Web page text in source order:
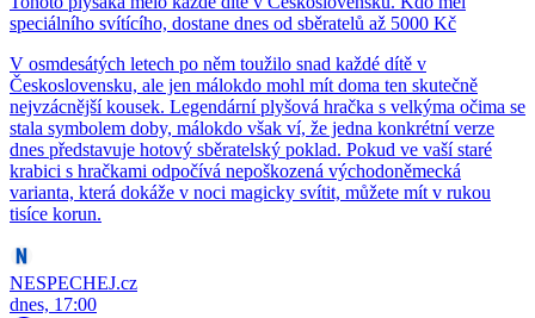
speciálního svítícího, dostane dnes od sběratelů až 5000 Kč
V osmdesátých letech po něm toužilo snad každé dítě v
Československu, ale jen málokdo mohl mít doma ten skutečně
nejvzácnější kousek. Legendární plyšová hračka s velkýma očima se
stala symbolem doby, málokdo však ví, že jedna konkrétní verze
dnes představuje hotový sběratelský poklad. Pokud ve vaší staré
krabici s hračkami odpočívá nepoškozená východoněmecká
varianta, která dokáže v noci magicky svítit, můžete mít v rukou
tisíce korun.
NESPECHEJ.cz
dnes, 17:00